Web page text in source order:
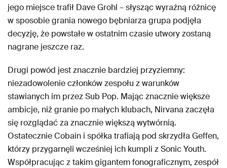
jego miejsce trafił Dave Grohl – słysząc wyraźną różnicę
w sposobie grania nowego bębniarza grupa podjęła
decyzję, że powstałe w ostatnim czasie utwory zostaną
nagrane jeszcze raz.
Drugi powód jest znacznie bardziej przyziemny:
niezadowolenie członków zespołu z warunków
stawianych im przez Sub Pop. Mając znacznie większe
ambicje, niż granie po małych klubach, Nirvana zaczęła
się rozglądać za znacznie większą wytwórnią.
Ostatecznie Cobain i spółka trafiają pod skrzydła Geffen,
którzy przygarnęli wcześniej ich kumpli z Sonic Youth.
Współpracując z takim gigantem fonograficznym, zespół